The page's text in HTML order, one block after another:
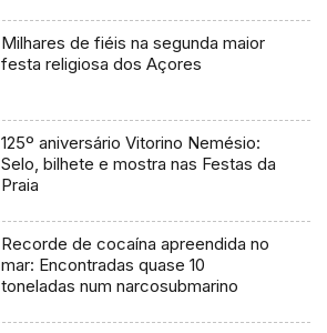
Milhares de fiéis na segunda maior
festa religiosa dos Açores
125º aniversário Vitorino Nemésio:
Selo, bilhete e mostra nas Festas da
Praia
Recorde de cocaína apreendida no
mar: Encontradas quase 10
toneladas num narcosubmarino